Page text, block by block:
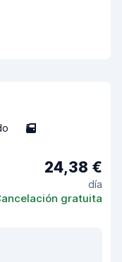
5
24,38 €
día
gratuita